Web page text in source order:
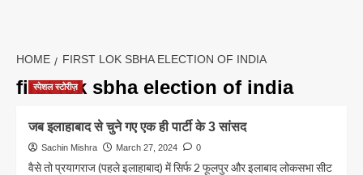
HOME FIRST LOK SBHA ELECTION OF INDIA
first lok sbha election of india
स्पेशल स्टोरीज़
जब इलाहाबाद से चुने गए एक ही पार्टी के 3 सांसद
Sachin Mishra March 27, 2024 0
वैसे तो प्रयागराज (पहले इलाहाबाद) में सिर्फ 2 फूलपुर और इलाबाद लोकसभा सीट